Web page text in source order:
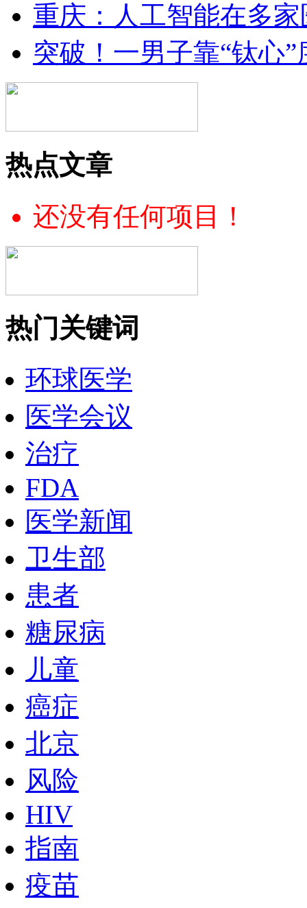
重庆：人工智能在多
突破！一男子靠“钛心”
热点文章
还没有任何项目！
热门关键词
环球医学
医学会议
治疗
FDA
医学新闻
卫生部
患者
糖尿病
儿童
癌症
北京
风险
HIV
指南
疫苗